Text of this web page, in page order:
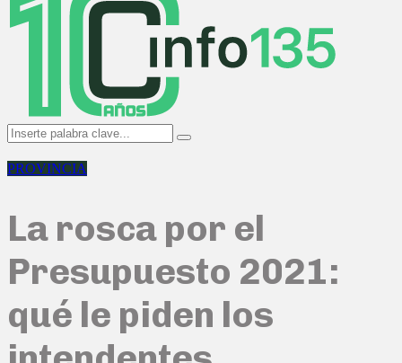
Search
for:
Search
PROVINCIA
La rosca por el
Presupuesto 2021:
qué le piden los